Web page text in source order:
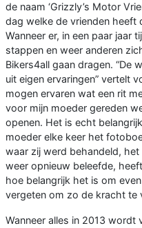
de naam ‘Grizzly’s Motor
dag welke de vrienden heeft
Wanneer er, in een paar jaar
stappen en weer anderen
Bikers4all gaan dragen. “De
uit eigen ervaringen” vertelt
mogen ervaren wat een rit
voor mijn moeder gereden
openen. Het is echt
moeder elke keer het
waar zij werd behandeld,
weer opnieuw beleefde,
hoe belangrijk het is om
vergeten om zo de kracht te
Wanneer alles in 2013 wordt